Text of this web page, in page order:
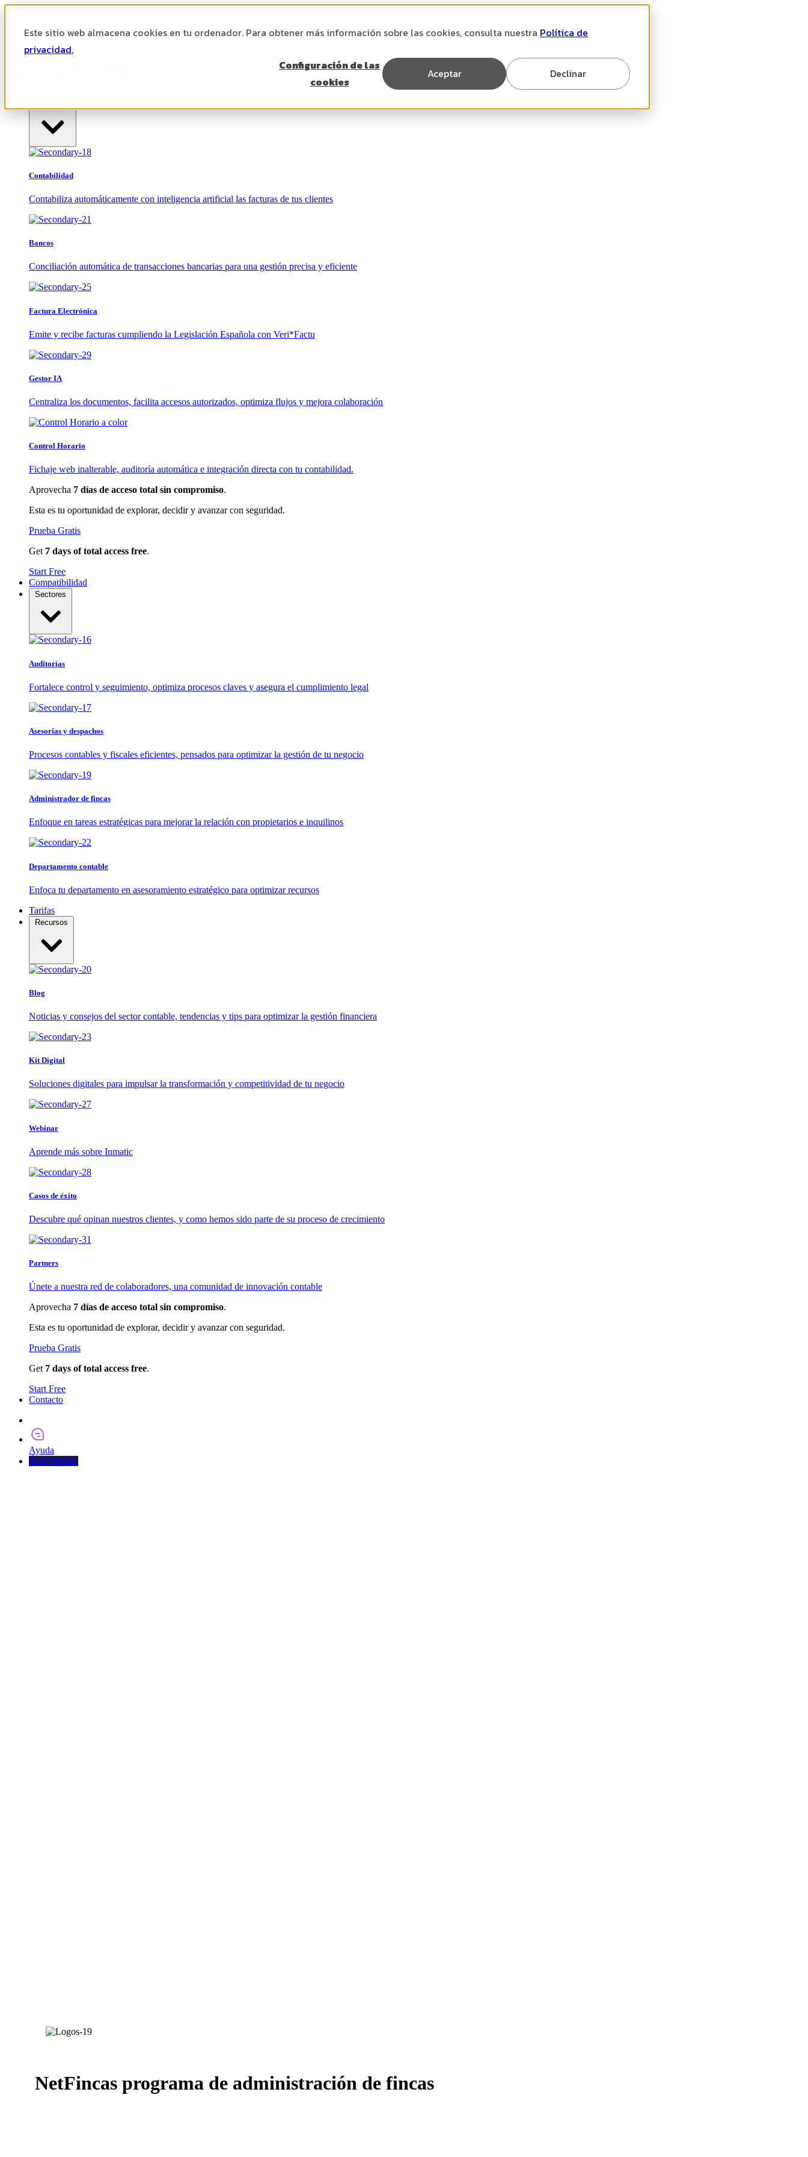
Este sitio web almacena cookies en tu ordenador. Para obtener más información sobre las cookies, consulta nuestra Política de
privacidad.
Configuración de las
cookies
Aceptar Declinar
Skip to content
Ayuda
Contabilidad
Contabiliza automáticamente con inteligencia artificial las facturas de tus clientes
Bancos
Conciliación automática de transacciones bancarias para una gestión precisa y eficiente
Factura Electrónica
Emite y recibe facturas cumpliendo la Legislación Española con Veri*Factu
Gestor IA
Centraliza los documentos, facilita accesos autorizados, optimiza flujos y mejora colaboración
Control Horario
Fichaje web inalterable, auditoría automática e integración directa con tu contabilidad.
Aprovecha 7 días de acceso total sin compromiso.
Esta es tu oportunidad de explorar, decidir y avanzar con seguridad.
Prueba Gratis
Get 7 days of total access free.
Start Free
Compatibilidad
Sectores
Auditorías
Fortalece control y seguimiento, optimiza procesos claves y asegura el cumplimiento legal
Asesorías y despachos
Procesos contables y fiscales eficientes, pensados para optimizar la gestión de tu negocio
Administrador de fincas
Enfoque en tareas estratégicas para mejorar la relación con propietarios e inquilinos
Departamento contable
Enfoca tu departamento en asesoramiento estratégico para optimizar recursos
Tarifas
Recursos
Blog
Noticias y consejos del sector contable, tendencias y tips para optimizar la gestión financiera
Kit Digital
Soluciones digitales para impulsar la transformación y competitividad de tu negocio
Webinar
Aprende más sobre Inmatic
Casos de éxito
Descubre qué opinan nuestros clientes, y como hemos sido parte de su proceso de crecimiento
Partners
Únete a nuestra red de colaboradores, una comunidad de innovación contable
Aprovecha 7 días de acceso total sin compromiso.
Esta es tu oportunidad de explorar, decidir y avanzar con seguridad.
Prueba Gratis
Get 7 days of total access free.
Start Free
Contacto
Ayuda
Área clientes
NetFincas programa de administración de fincas